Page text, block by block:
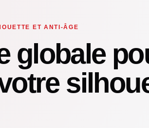
ET ANTI-ÂGE
globale